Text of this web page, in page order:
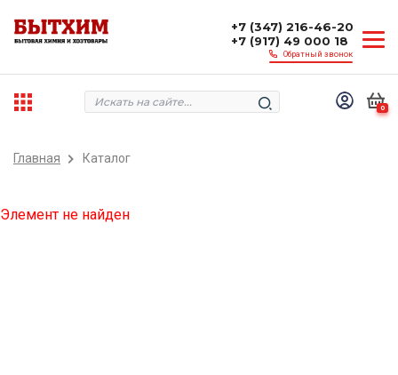
+7 (347) 216-46-20
+7 (917) 49 000 18
Обратный звонок
0
Главная Каталог
Элемент не найден